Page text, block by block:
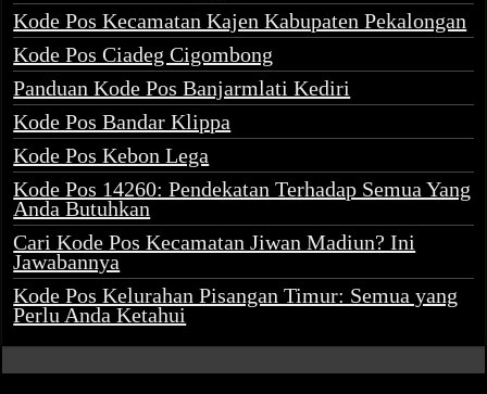
Kode Pos Kecamatan Kajen Kabupaten Pekalongan
Kode Pos Ciadeg Cigombong
Panduan Kode Pos Banjarmlati Kediri
Kode Pos Bandar Klippa
Kode Pos Kebon Lega
Kode Pos 14260: Pendekatan Terhadap Semua Yang
Anda Butuhkan
Cari Kode Pos Kecamatan Jiwan Madiun? Ini
Jawabannya
Kode Pos Kelurahan Pisangan Timur: Semua yang
Perlu Anda Ketahui